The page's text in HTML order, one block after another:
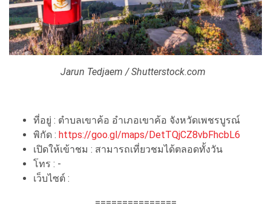
Jarun Tedjaem / Shutterstock.com
ที่อยู่ : ตำบลเขาค้อ อำเภอเขาค้อ จังหวัดเพชรบูรณ์
พิกัด : https://goo.gl/maps/DetTQjCZ8vbFhcbL6
เปิดให้เข้าชม : สามารถเที่ยวชมได้ตลอดทั้งวัน
โทร : -
เว็บไซต์ :
===============